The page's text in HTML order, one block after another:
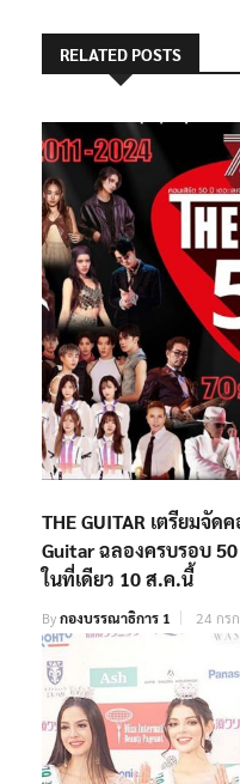
RELATED POSTS
THE GUITAR เตรียมจัด
Guitar ฉลองครบรอบ
ในที่เดียว 10 ส.ค.นี้
Byกองบรรณาธิการ 1 24 กร